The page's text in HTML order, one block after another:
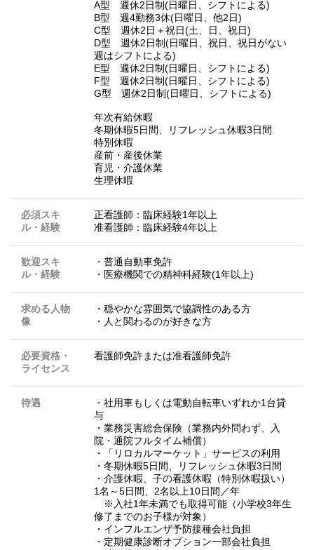
A型 週休2日制(日曜日、シフトによる)
B型 週4勤務3休(日曜日、他2日)
C型 週休2日＋祝日(土、日、祝日)
D型 週休2日制(日曜日、祝日、祝日がない
週はシフトによる)
E型 週休2日制(日曜日、シフトによる)
F型 週休2日制(日曜日、シフトによる)
G型 週休2日制(日曜日、シフトによる)
年次有給休暇
冬期休暇5日間、リフレッシュ休暇3日間
特別休暇
産前・産後休業
育児・介護休業
生理休暇
必須スキ
ル・経験
正看護師：臨床経験1年以上
准看護師：臨床経験4年以上
歓迎スキ
ル・経験
・普通自動車免許
・医療機関での精神科経験(1年以上)
求める人物
像
・穏やかな雰囲気で協調性のある方
・人と関わるのが好きな方
必要資格・
ライセンス
看護師免許または准看護師免許
待遇
・社用車もしくは電動自転車いずれか1台貸
与
・業務災害総合保険（業務内外問わず、入
院・通院フルタイム補償）
・「リロカルマーケット」サービスの利用
・冬期休暇5日間、リフレッシュ休暇3日間
・介護休暇、子の看護休暇（特別休暇扱い）
1名～5日間、2名以上10日間／年
※入社1年未満でも取得可能（小学校3年生
修了までのお子様が対象）
・インフルエンザ予防接種会社負担
・定期健康診断オプション一部会社負担